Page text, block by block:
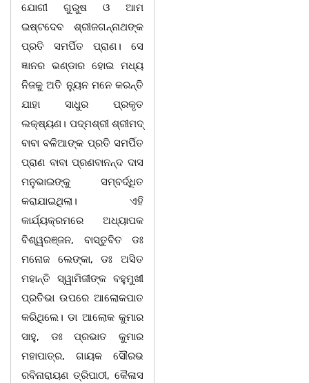
ଯୋଗୀ ଗୁରୁଷ ଓ ଆମ
ଇଷ୍ଟଦେବ ଶ୍ରୀଜଗନ୍ନାଥଙ୍କ
ପ୍ରତି ସମର୍ପିତ ପ୍ରାଣ। ସେ
ଜ୍ଞାନର ଭଣ୍ଡାର ହୋଇ ମଧ୍ୟ
ନିଜକୁ ଅତି ନ୍ୟୁନ ମନେ କରନ୍ତି
ଯାହା ସାଧୁର ପ୍ରକୃତ
ଲକ୍ଷ୍ୟଣ। ପଦ୍ମଶ୍ରୀ ଶ୍ରୀମଦ୍
ବାବା ବଳିଆଙ୍କ ପ୍ରତି ସମର୍ପିତ
ପ୍ରାଣ ବାବା ପ୍ରଣବାନନ୍ଦ ଦାସ
ମନୁଭାଇଙ୍କୁ ସମ୍ବର୍ଦ୍ଧିତ
କରାଯାଇଥିଲା। ଏହି
କାର୍ଯ୍ୟକ୍ରମରେ ଅଧ୍ୟାପକ
ବିଶ୍ୱରଞ୍ଜନ, ବାସ୍ତୁବିତ ଡଃ
ମନୋଜ ଲେଙ୍କା, ଡଃ ଅସିତ
ମହାନ୍ତି ସ୍ୱାମିଜୀଙ୍କ ବହୁମୁଖୀ
ପ୍ରତିଭା ଉପରେ ଆଲୋକପାତ
କରିଥିଲେ। ଡା ଆଲୋକ କୁମାର
ସାହୁ, ଡଃ ପ୍ରଭାତ କୁମାର
ମହାପାତ୍ର, ଗାୟକ ସୌରଭ
ରବିନାରାୟଣ ତ୍ରିପାଠୀ, କୈଳାସ